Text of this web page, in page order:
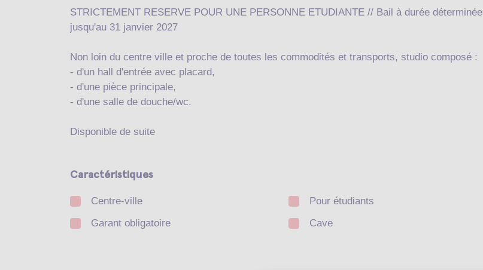
STRICTEMENT RESERVE POUR UNE PERSONNE ETUDIANTE // Bail à durée déterminée
jusqu'au 31 janvier 2027
Non loin du centre ville et proche de toutes les commodités et transports, studio composé :
- d'un hall d'entrée avec placard,
- d'une pièce principale,
- d'une salle de douche/wc.
Disponible de suite
Caractéristiques
Centre-ville
Pour étudiants
Garant obligatoire
Cave